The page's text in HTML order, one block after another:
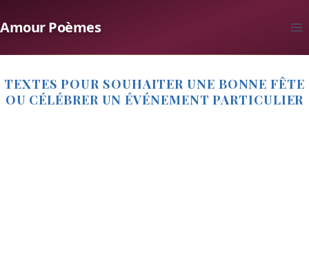
au
Amour Poèmes
TEXTES POUR SOUHAITER UNE BONNE FÊTE
OU CÉLÉBRER UN ÉVÉNEMENT PARTICULIER